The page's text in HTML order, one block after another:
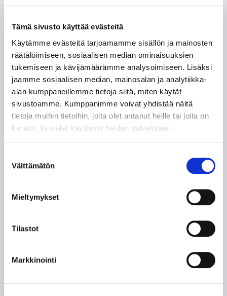
Tämä sivusto käyttää evästeitä
Käytämme evästeitä tarjoamamme sisällön ja mainosten
räätälöimiseen, sosiaalisen median ominaisuuksien
tukemiseen ja kävijämäärämme analysoimiseen. Lisäksi
jaamme sosiaalisen median, mainosalan ja analytiikka-
alan kumppaneillemme tietoja siitä, miten käytät
sivustoamme. Kumppanimme voivat yhdistää näitä
tietoja muihin tietoihin, joita olet antanut heille tai joita on
kerätty, kun olet käyttänyt heidän palvelujaan.
valinta
Välttämätön
Mieltymykset
Tilastot
Markkinointi
18:00 välisenä aikana.
Muistathan, että kätevin tapa matkustaa
Tapparan kotiotteluihin on Nysse. Nysse-
matkustusoikeus sisältyy kaikkiin Tapparan
ottelulippuihin ja kausikortteihin.
Matkustusoikeus alkaa ottelupäivisin kolme
tuntia ennen ottelun alkua ja päättyy viisi tuntia
ottelun aloitusajankohdan jälkeen.
Lipulla voi matkustaa:
Nokialla, Orivedellä, Pirkkalassa, Ylöjärvellä ja
VR:n lähi- ja kaukojunaliikenteessä
Nokia/Lempäälä/Orivesi/Tesoma–Tampere